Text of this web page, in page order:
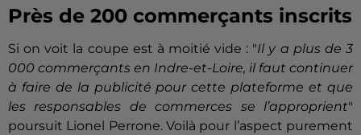
Près de 200 commerçants inscrits
Si on voit la coupe est à moitié vide : "Il y a plus de 3
000 commerçants en Indre-et-Loire, il faut continuer
à faire de la publicité pour cette plateforme et que
les responsables de commerces se l’approprient"
poursuit Lionel Perrone. Voilà pour l’aspect purement